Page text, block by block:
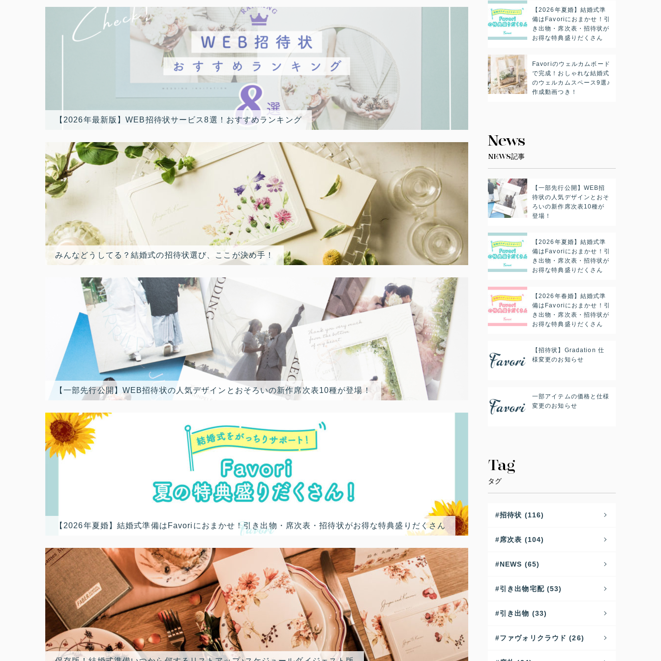
【2026年最新版】WEB招待状サービス8選！おすすめランキング
みんなどうしてる？結婚式の招待状選び、ここが決め手！
【一部先行公開】WEB招待状の人気デザインとおそろいの新作席次表10種が登場！
【2026年夏婚】結婚式準備はFavoriにおまかせ！引き出物・席次表・招待状がお得な特典盛りだくさん
【2026年夏婚】結婚式準
備はFavoriにおまかせ！引
き出物・席次表・招待状が
お得な特典盛りだくさん
Favoriのウェルカムボード
で完成！おしゃれな結婚式
のウェルカムスペース9選♪
作成動画つき！
News
NEWS記事
【一部先行公開】WEB招
待状の人気デザインとおそ
ろいの新作席次表10種が
登場！
【2026年夏婚】結婚式準
備はFavoriにおまかせ！引
き出物・席次表・招待状が
お得な特典盛りだくさん
【2026年春婚】結婚式準
備はFavoriにおまかせ！引
き出物・席次表・招待状が
お得な特典盛りだくさん
【招待状】Gradation 仕
様変更のお知らせ
一部アイテムの価格と仕様
変更のお知らせ
Tag
タグ
招待状 (116)
席次表 (104)
NEWS (65)
引き出物宅配 (53)
引き出物 (33)
ファヴォリクラウド (26)